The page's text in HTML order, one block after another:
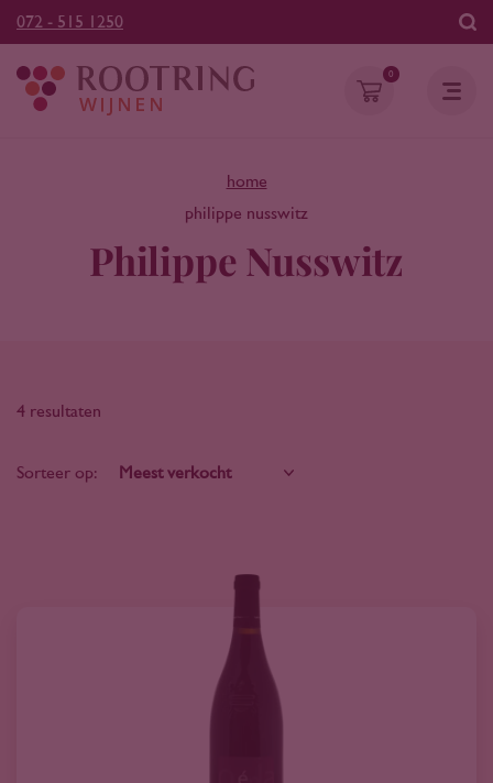
072 - 515 1250
0
home
philippe nusswitz
Philippe Nusswitz
4 resultaten
Sorteer op: